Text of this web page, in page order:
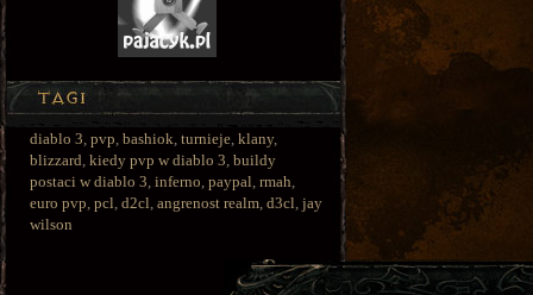
diablo 3, pvp, bashiok, turnieje, klany,
blizzard, kiedy pvp w diablo 3, buildy
postaci w diablo 3, inferno, paypal, rmah,
euro pvp, pcl, d2cl, angrenost realm, d3cl, jay
wilson